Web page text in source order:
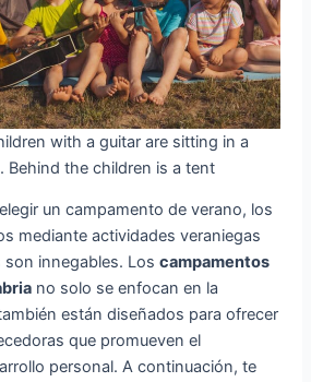
with a guitar are sitting in a
Behind the children is a tent
un campamento de verano, los
mediante actividades veraniegas
son innegables. Los campamentos
no solo se enfocan en la
están diseñados para ofrecer
que promueven el
personal. A continuación, te